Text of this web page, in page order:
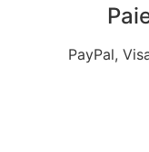
PayPal,